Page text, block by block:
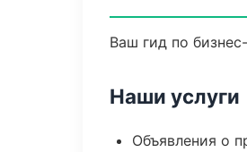
Ваш гид по
Наши услуги
Объявления о